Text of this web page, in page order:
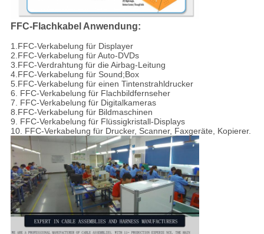
FFC-Flachkabel Anwendung:
1. FFC-Verkabelung für Displayer
2. FFC-Verkabelung für Auto-DVDs
3. FFC-Verdrahtung für die Airbag-Leitung
4. FFC-Verkabelung für Sound;Box
5.FFC-Verkabelung für einen Tintenstrahldrucker
6. FFC-Verkabelung für Flachbildfernseher
7. FFC-Verkabelung für Digitalkameras
8.FFC-Verkabelung für Bildmaschinen
9. FFC-Verkabelung für Flüssigkristall-Displays
10. FFC-Verkabelung für Drucker, Scanner, Faxgeräte, Kopierer.